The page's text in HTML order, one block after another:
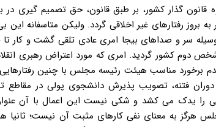
قانون گذار کشور، بر طبق قانون، حق تصمیم گیری
به بروز رفتارهای غیر اخلاقی گردد. ولیکن متاسفانه
سر و صداهای بیجا امری عادی تلقی گشت و کار
دوم کشور گردید. امری که مورد اعتراض رهبری
مناسب هیئت رئیسه مجلس با چنین رفتارهایی
فتنه، تصویب پذیرش دانشجوی پولی در مقاطع
را یدک می کشد و شکی نیست این اعمال با آن
هرگز به معنای نفی کارهای مثبت آن نیست؛ ثانیا